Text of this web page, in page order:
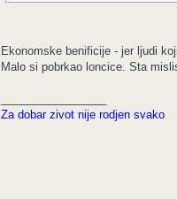
Ekonomske benificije - jer ljudi
Malo si pobrkao loncice. Sta
Za dobar zivot nije rodjen svako